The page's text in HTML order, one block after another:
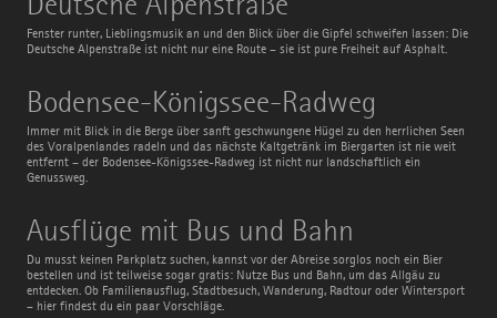
Fenster runter, Lieblingsmusik an und den Blick über die Gipfel schweifen lassen: Die
Deutsche Alpenstraße ist nicht nur eine Route – sie ist pure Freiheit auf Asphalt.
Alpenstraße
Bodensee-Königssee-Radweg
Immer mit Blick in die Berge über sanft geschwungene Hügel zu den herrlichen Seen
des Voralpenlandes radeln und das nächste Kaltgetränk im Biergarten ist nie weit
entfernt – der Bodensee-Königssee-Radweg ist nicht nur landschaftlich ein
Genussweg.
Bodensee-
Königssee-
Radweg
Ausflüge mit Bus und Bahn
Du musst keinen Parkplatz suchen, kannst vor der Abreise sorglos noch ein Bier
bestellen und ist teilweise sogar gratis: Nutze Bus und Bahn, um das Allgäu zu
entdecken. Ob Familienausflug, Stadtbesuch, Wanderung, Radtour oder Wintersport
– hier findest du ein paar Vorschläge.
Ausflüge
mit
Bus
und
Bahn